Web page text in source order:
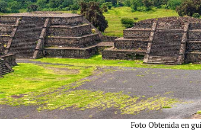
Foto Obtenida en